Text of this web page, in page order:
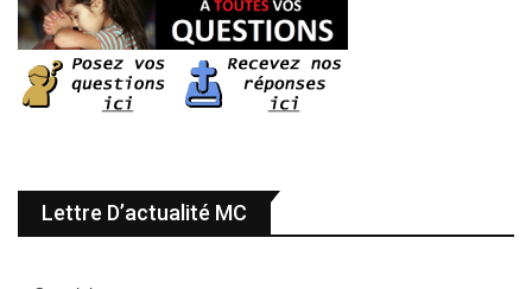
Lettre D’actualité MC